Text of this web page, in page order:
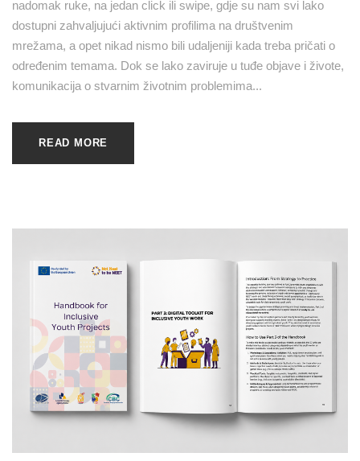
nadomak ruke, na jedan click ili swipe, gdje su nam svi lako
dostupni zahvaljujući aktivnim profilima na društvenim
mrežama, a opet nikad nismo bili udaljeniji kada treba pričati o
određenim temama. Dok se lako zaviruje u tuđe objave i živote,
komunikacija o stvarnim životnim problemima...
READ MORE